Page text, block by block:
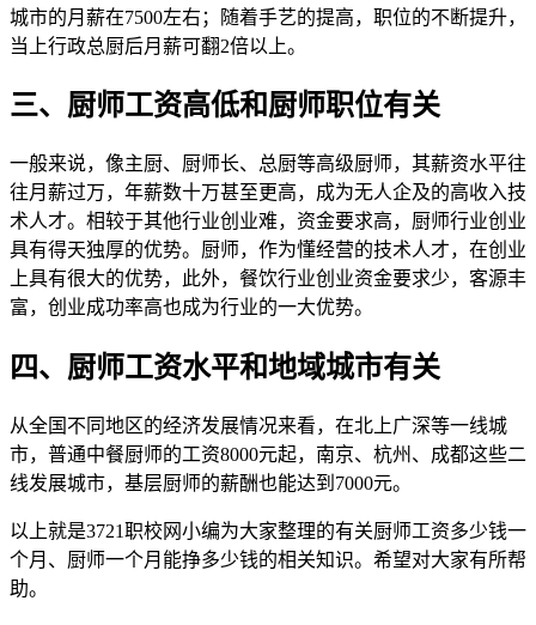
城市的月薪在7500左右；随着手艺的提高，职位的不断提升，
当上行政总厨后月薪可翻2倍以上。
三、厨师工资高低和厨师职位有关
一般来说，像主厨、厨师长、总厨等高级厨师，其薪资水平往
往月薪过万，年薪数十万甚至更高，成为无人企及的高收入技
术人才。相较于其他行业创业难，资金要求高，厨师行业创业
具有得天独厚的优势。厨师，作为懂经营的技术人才，在创业
上具有很大的优势，此外，餐饮行业创业资金要求少，客源丰
富，创业成功率高也成为行业的一大优势。
四、厨师工资水平和地域城市有关
从全国不同地区的经济发展情况来看，在北上广深等一线城
市，普通中餐厨师的工资8000元起，南京、杭州、成都这些二
线发展城市，基层厨师的薪酬也能达到7000元。
以上就是3721职校网小编为大家整理的有关厨师工资多少钱一
个月、厨师一个月能挣多少钱的相关知识。希望对大家有所帮
助。